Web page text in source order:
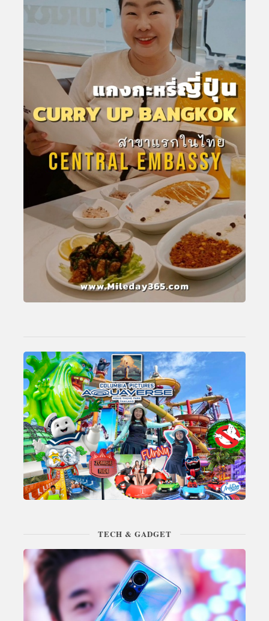
TECH & GADGET